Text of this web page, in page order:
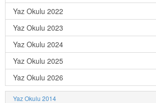
Yaz Okulu 2022
Yaz Okulu 2023
Yaz Okulu 2024
Yaz Okulu 2025
Yaz Okulu 2026
Yaz Okulu 2014